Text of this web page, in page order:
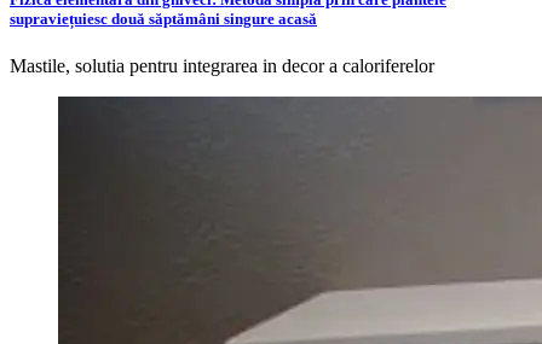
supraviețuiesc două săptămâni singure acasă
Mastile, solutia pentru integrarea in decor a caloriferelor